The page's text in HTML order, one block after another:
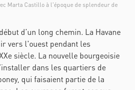
Marta Castillo à l'époque de splendeur de
d’un long chemin. La Havane
vers l'ouest pendant les
siècle. La nouvelle bourgeoisie
dans les quartiers de
qui faisaient partie de la